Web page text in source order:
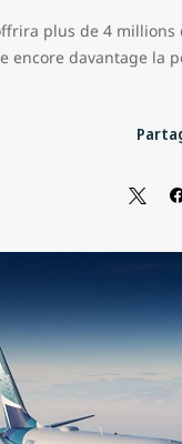
plus de 4
encore davantage la